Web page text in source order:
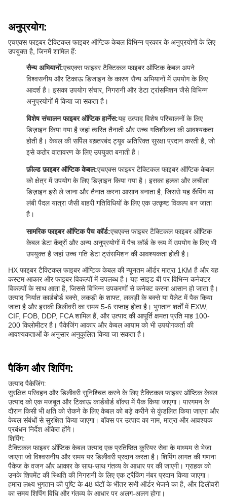
अनुप्रयोग:
एचएक्स फाइबर टैक्टिकल फाइबर ऑप्टिक केबल विभिन्न प्रकार के अनुप्रयोगों के लिए
उपयुक्त है, जिनमें शामिल हैं:
सैन्य अभियानों:एचएक्स फाइबर टैक्टिकल फाइबर ऑप्टिक केबल अपने
विश्वसनीय और टिकाऊ डिजाइन के कारण सैन्य अभियानों में उपयोग के लिए
आदर्श है। इसका उपयोग संचार, निगरानी और डेटा ट्रांसमिशन जैसे विभिन्न
अनुप्रयोगों में किया जा सकता है।
विशेष संचालन फाइबर ऑप्टिक हार्नेस:यह उत्पाद विशेष परिचालनों के लिए
डिज़ाइन किया गया है जहां त्वरित तैनाती और उच्च गतिशीलता की आवश्यकता
होती है। केबल की सर्पिल बख़्तरबंद ट्यूब अतिरिक्त सुरक्षा प्रदान करती है, जो
इसे कठोर वातावरण के लिए उपयुक्त बनाती है।
फ़ील्ड फ़ाइबर ऑप्टिक केबल:एचएक्स फाइबर टैक्टिकल फाइबर ऑप्टिक केबल
को क्षेत्र में उपयोग के लिए डिज़ाइन किया गया है। इसका हल्का और लचीला
डिज़ाइन इसे ले जाना और तैनात करना आसान बनाता है, जिससे यह कैंपिंग या
लंबी पैदल यात्रा जैसी बाहरी गतिविधियों के लिए एक उत्कृष्ट विकल्प बन जाता
है।
सामरिक फाइबर ऑप्टिक पैच कॉर्ड:एचएक्स फाइबर टैक्टिकल फाइबर ऑप्टिक
केबल डेटा केंद्रों और अन्य अनुप्रयोगों में पैच कॉर्ड के रूप में उपयोग के लिए भी
उपयुक्त है जहां उच्च गति डेटा ट्रांसमिशन की आवश्यकता होती है।
HX फाइबर टैक्टिकल फाइबर ऑप्टिक केबल की न्यूनतम ऑर्डर मात्रा 1KM है और यह
कस्टम आकार और फाइबर विकल्पों में उपलब्ध है। यह साइड बी पर विभिन्न कनेक्टर
विकल्पों के साथ आता है, जिससे विभिन्न उपकरणों से कनेक्ट करना आसान हो जाता है।
उत्पाद निर्यात कार्डबोर्ड बक्से, लकड़ी के शाफ्ट, लकड़ी के बक्से या पैलेट में पैक किया
जाता है और इसकी डिलीवरी का समय 5-6 सप्ताह होता है। भुगतान शर्तों में EXW,
CIF, FOB, DDP, FCA शामिल हैं, और उत्पाद की आपूर्ति क्षमता प्रति माह 100-
200 किलोमीटर है। पैकेजिंग आकार और केबल आयाम को भी उपयोगकर्ता की
आवश्यकताओं के अनुसार अनुकूलित किया जा सकता है।
पैकिंग और शिपिंग:
उत्पाद पैकेजिंग:
सुरक्षित परिवहन और डिलीवरी सुनिश्चित करने के लिए टैक्टिकल फाइबर ऑप्टिक केबल
उत्पाद को एक मजबूत और टिकाऊ कार्डबोर्ड बॉक्स में पैक किया जाएगा। पारगमन के
दौरान किसी भी क्षति को रोकने के लिए केबल को बड़े करीने से कुंडलित किया जाएगा और
केबल संबंधों से सुरक्षित किया जाएगा। बॉक्स पर उत्पाद का नाम, मात्रा और आवश्यक
प्रबंधन निर्देश अंकित होंगे।
शिपिंग:
टैक्टिकल फाइबर ऑप्टिक केबल उत्पाद एक प्रतिष्ठित कूरियर सेवा के माध्यम से भेजा
जाएगा जो विश्वसनीय और समय पर डिलीवरी प्रदान करता है। शिपिंग लागत की गणना
पैकेज के वजन और आकार के साथ-साथ गंतव्य के आधार पर की जाएगी। ग्राहक को
उनके शिपमेंट की स्थिति की निगरानी के लिए एक ट्रैकिंग नंबर प्रदान किया जाएगा।
हमारा लक्ष्य भुगतान की पुष्टि के 48 घंटों के भीतर सभी ऑर्डर भेजने का है, और डिलीवरी
का समय शिपिंग विधि और गंतव्य के आधार पर अलग-अलग होगा।